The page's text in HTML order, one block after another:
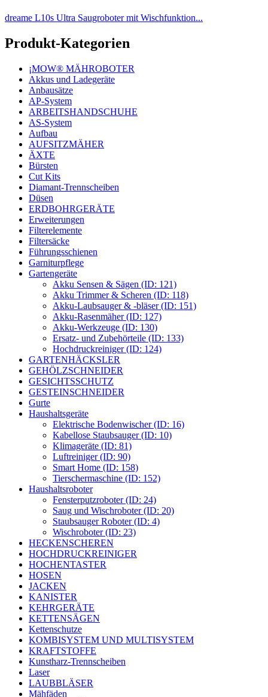
dreame L10s Ultra Saugroboter mit Wischfunktion...
Produkt-Kategorien
¡MOW® MÄHROBOTER
Akkus und Ladegeräte
Anbausätze
AP-System
ARBEITSHANDSCHUHE
AS-System
Aufbau
AUFSITZMÄHER
ÄXTE
Bürsten
Cut Kits
Diamant-Trennscheiben
Düsen
ERDBOHRGERÄTE
Erweiterungen
Filterelemente
Filtersäcke
Führungsschienen
Garniturpflege
Gartengeräte
Akku Sensen & Sägen (ID: 121)
Akku Trimmer & Scheren (ID: 118)
Akku-Laubsauger & -bläser (ID: 151)
Akku-Rasenmäher (ID: 127)
Akku-Werkzeuge (ID: 130)
Ersatz- und Zubehörteile (ID: 133)
Hochdruckreiniger (ID: 124)
GARTENHÄCKSLER
GEHÖLZSCHNEIDER
GESICHTSSCHUTZ
GESTEINSCHNEIDER
Gurte
Haushaltsgeräte
Elektrische Bodenwischer (ID: 16)
Kabellose Staubsauger (ID: 10)
Klimageräte (ID: 81)
Luftreiniger (ID: 90)
Smart Home (ID: 158)
Tierschermaschine (ID: 152)
Haushaltsroboter
Fensterputzroboter (ID: 24)
Saug und Wischroboter (ID: 20)
Staubsauger Roboter (ID: 4)
Wischroboter (ID: 23)
HECKENSCHEREN
HOCHDRUCKREINIGER
HOCHENTASTER
HOSEN
JACKEN
KANISTER
KEHRGERÄTE
KETTENSÄGEN
Kettenschutze
KOMBISYSTEM UND MULTISYSTEM
KRAFTSTOFFE
Kunstharz-Trennscheiben
Laser
LAUBBLÄSER
Mähfäden